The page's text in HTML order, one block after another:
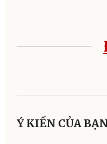
Ý KIẾN CỦA BẠN